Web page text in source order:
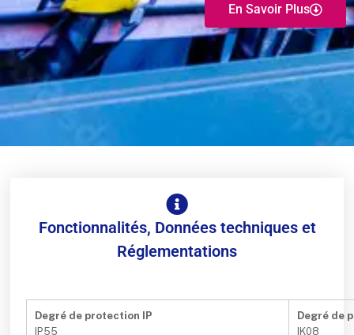
En Savoir Plus
Fonctionnalités, Données techniques et
Réglementations
Degré de protection IP
IP55
Degré de
IK08